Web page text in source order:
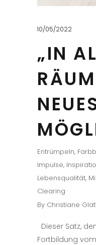
10/05/2022
„IN
Entrümpeln,
Impulse,
Lebensqualität,
Clearing
By Christiane
Dieser Satz,
Fortbildung